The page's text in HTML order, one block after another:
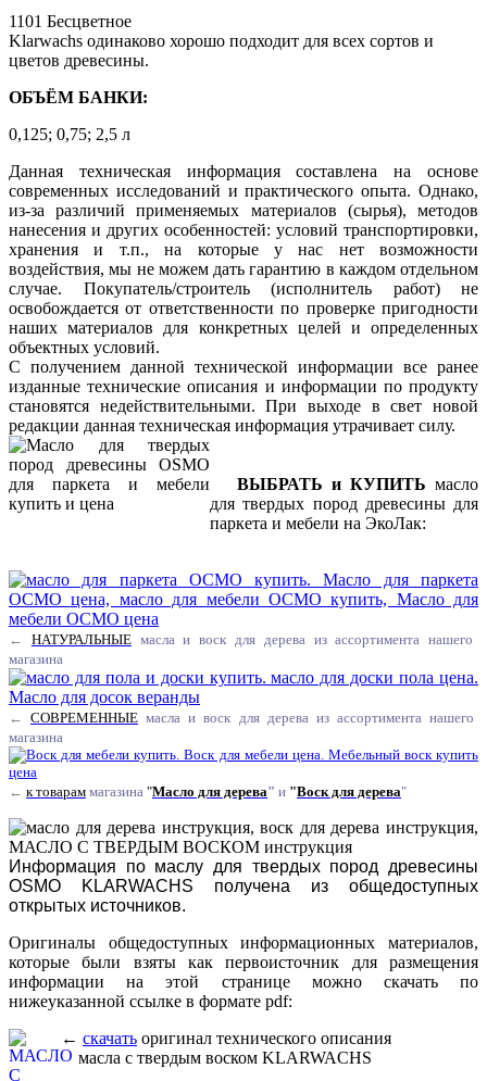
1101 Бесцветное
Klarwachs одинаково хорошо подходит для всех сортов и
цветов древесины.
ОБЪЁМ БАНКИ:
0,125; 0,75; 2,5 л
Данная техническая информация составлена на основе
современных исследований и практического опыта. Однако,
из-за различий применяемых материалов (сырья), методов
нанесения и других особенностей: условий транспортировки,
хранения и т.п., на которые у нас нет возможности
воздействия, мы не можем дать гарантию в каждом отдельном
случае. Покупатель/строитель (исполнитель работ) не
освобождается от ответственности по проверке пригодности
наших материалов для конкретных целей и определенных
объектных условий.
С получением данной технической информации все ранее
изданные технические описания и информации по продукту
становятся недействительными. При выходе в свет новой
редакции данная техническая информация утрачивает силу.
ВЫБРАТЬ и КУПИТЬ масло
для твердых пород древесины для
паркета и мебели на ЭкоЛак:
← НАТУРАЛЬНЫЕмасла и воск для дерева из ассортимента нашего
магазина
←СОВРЕМЕННЫЕ масла и воск для дерева из ассортимента нашего
магазина
← к товарам магазина "Масло для дерева" и "Воск для дерева"
Информация по маслу для твердых пород древесины
OSMO KLARWACHS получена из общедоступных
открытых источников.
Оригиналы общедоступных информационных материалов,
которые были взяты как первоисточник для размещения
информации на этой странице можно скачать по
нижеуказанной ссылке в формате pdf:
← скачать оригинал технического описания
масла с твердым воском KLARWACHS